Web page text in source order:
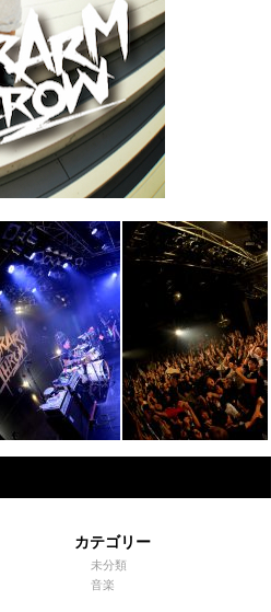
カテゴリー
未分類
音楽